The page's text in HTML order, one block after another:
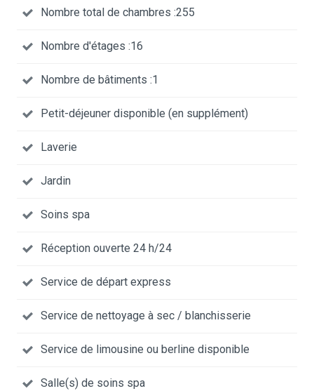
Nombre total de chambres :255
Nombre d'étages :16
Nombre de bâtiments :1
Petit-déjeuner disponible (en supplément)
Laverie
Jardin
Soins spa
Réception ouverte 24 h/24
Service de départ express
Service de nettoyage à sec / blanchisserie
Service de limousine ou berline disponible
Salle(s) de soins spa